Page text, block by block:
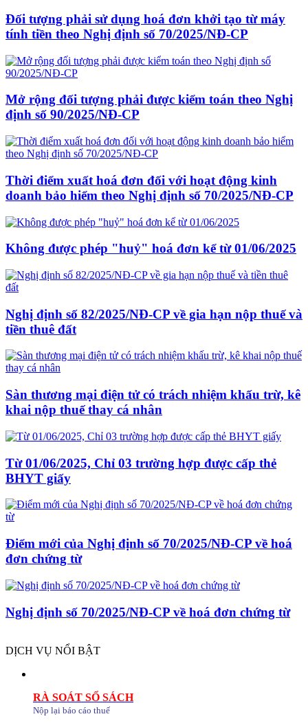
Đối tượng phải sử dụng hoá đơn khởi tạo từ máy
tính tiền theo Nghị định số 70/2025/NĐ-CP
Mở rộng đối tượng phải được kiểm toán theo Nghị
định số 90/2025/NĐ-CP
Thời điểm xuất hoá đơn đối với hoạt động kinh
doanh bảo hiểm theo Nghị định số 70/2025/NĐ-CP
Không được phép "huỷ" hoá đơn kể từ 01/06/2025
Nghị định số 82/2025/NĐ-CP về gia hạn nộp thuế và
tiền thuê đất
Sàn thương mại điện tử có trách nhiệm khấu trừ, kê
khai nộp thuế thay cá nhân
Từ 01/06/2025, Chỉ 03 trường hợp được cấp thẻ
BHYT giấy
Điểm mới của Nghị định số 70/2025/NĐ-CP về hoá
đơn chứng từ
Nghị định số 70/2025/NĐ-CP về hoá đơn chứng từ
DỊCH VỤ NỔI BẬT
RÀ SOÁT SỔ SÁCH
Nộp lại báo cáo thuế